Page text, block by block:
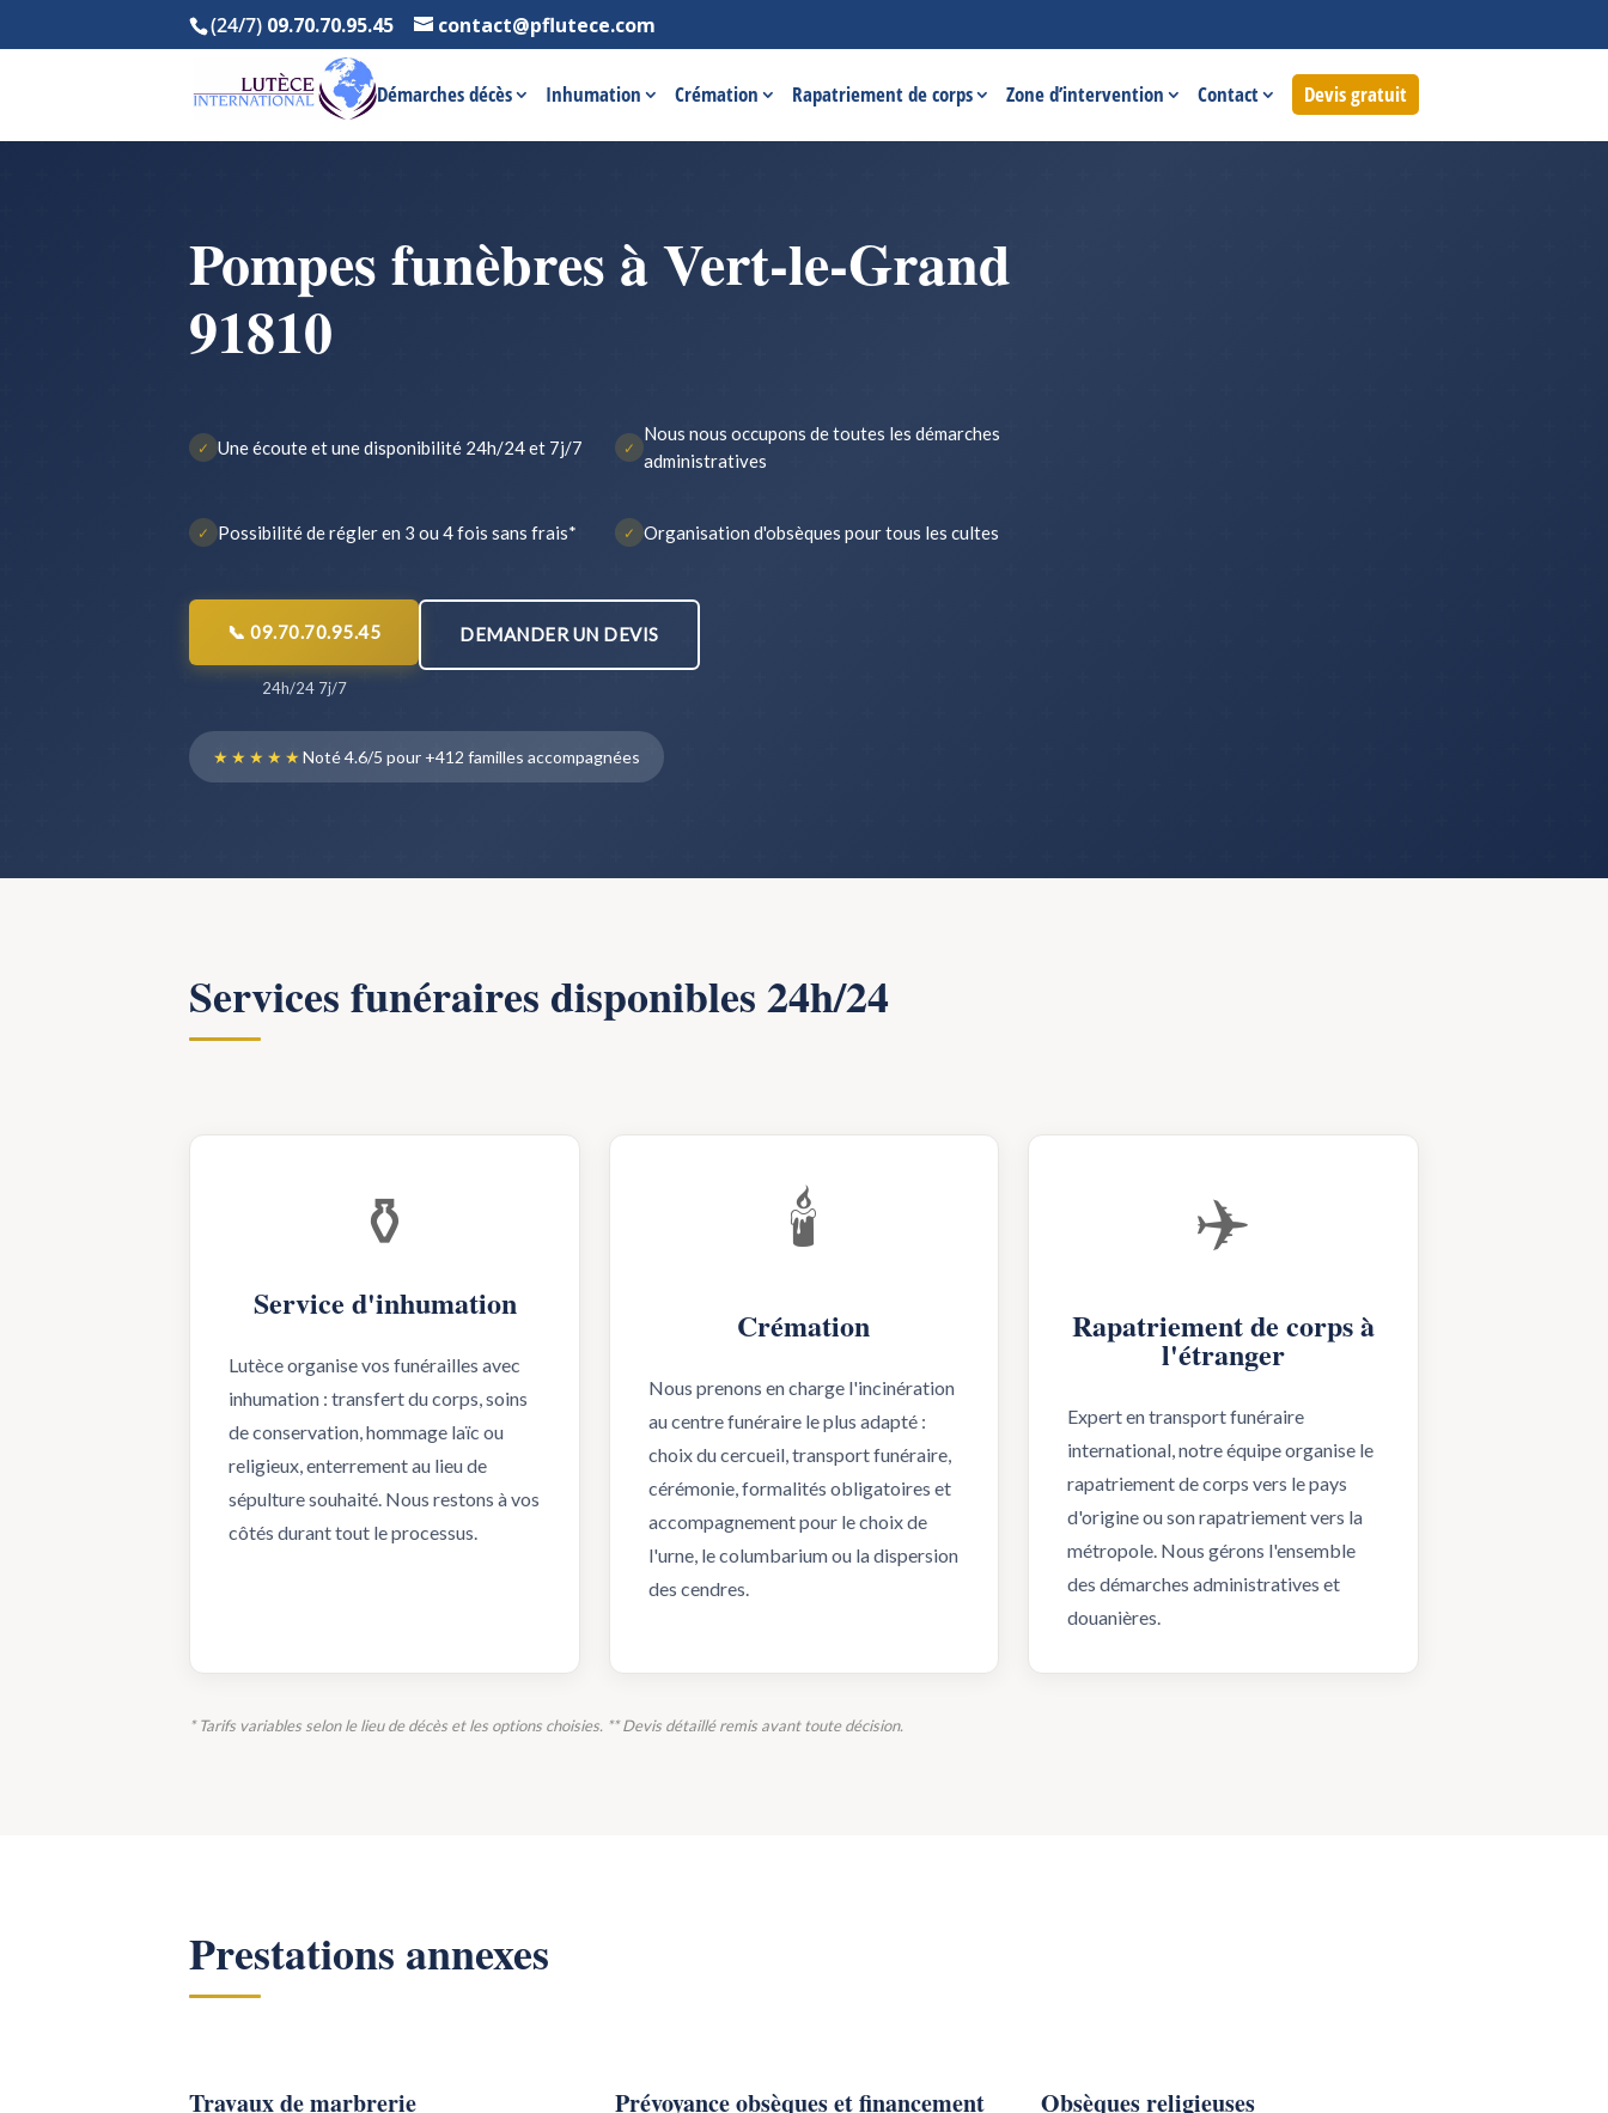
(24/7) 09.70.70.95.45 contact@pflutece.com
Démarches décès Inhumation Crémation Rapatriement de corps Zone d’intervention Contact Devis gratuit
Pompes funèbres à Vert-le-Grand
91810
✓ Une écoute et une disponibilité 24h/24 et 7j/7 ✓
Nous nous occupons de toutes les démarches
administratives
✓ Possibilité de régler en 3 ou 4 fois sans frais* ✓ Organisation d'obsèques pour tous les cultes
📞 09.70.70.95.45
24h/24 7j/7
DEMANDER UN DEVIS
★★★★★Noté 4.6/5 pour +412 familles accompagnées
Services funéraires disponibles 24h/24
⚱️
Service d'inhumation
Lutèce organise vos funérailles avec
inhumation : transfert du corps, soins
de conservation, hommage laïc ou
religieux, enterrement au lieu de
sépulture souhaité. Nous restons à vos
côtés durant tout le processus.
🕯️
Crémation
Nous prenons en charge l'incinération
au centre funéraire le plus adapté :
choix du cercueil, transport funéraire,
cérémonie, formalités obligatoires et
accompagnement pour le choix de
l'urne, le columbarium ou la dispersion
des cendres.
✈️
Rapatriement de corps à
l'étranger
Expert en transport funéraire
international, notre équipe organise le
rapatriement de corps vers le pays
d'origine ou son rapatriement vers la
métropole. Nous gérons l'ensemble
des démarches administratives et
douanières.
* Tarifs variables selon le lieu de décès et les options choisies. ** Devis détaillé remis avant toute décision.
Prestations annexes
Travaux de marbrerie Prévoyance obsèques et financement Obsèques religieuses